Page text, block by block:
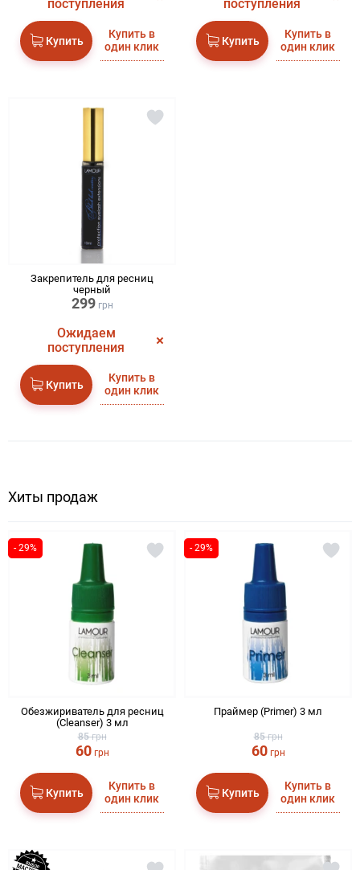
поступления
Купить
Купить в
один клик
поступления
Купить
Купить в
один клик
Закрепитель для ресниц
черный
299грн
Ожидаем
поступления
Купить
Купить в
один клик
Хиты продаж
- 29%
Обезжириватель для ресниц
(Cleanser) 3 мл
85грн
60грн
Купить
Купить в
один клик
- 29%
Праймер (Primer) 3 мл
85грн
60грн
Купить
Купить в
один клик